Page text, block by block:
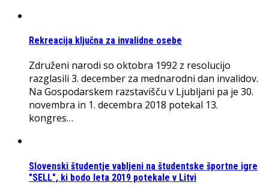
Rekreacija ključna za invalidne osebe
Združeni narodi so oktobra 1992 z resolucijo
razglasili 3. december za mednarodni dan invalidov.
Na Gospodarskem razstavišču v Ljubljani pa je 30.
novembra in 1. decembra 2018 potekal 13.
kongres…
Slovenski študentje vabljeni na študentske športne igre
"SELL", ki bodo leta 2019 potekale v Litvi